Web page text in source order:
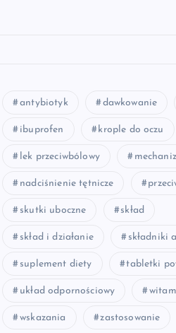
antybiotyk dawkowanie
ibuprofen krople do oczu
lek przeciwbólowy
nadciśnienie tętnicze
skutki uboczne skład
skład i działanie składniki
suplement diety tabletki
układ odpornościowy
wskazania zastosowanie